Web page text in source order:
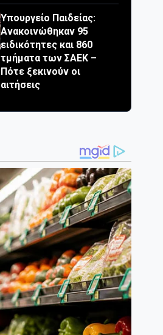
Υπουργείο Παιδείας:
Ανακοινώθηκαν 95
ειδικότητες και 860
τμήματα των ΣΑΕΚ –
Πότε ξεκινούν οι
αιτήσεις